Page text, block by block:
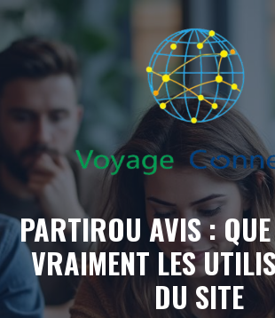
Aller
contenu
PARTIROU AVIS : QUE
VRAIMENT LES
DU SITE